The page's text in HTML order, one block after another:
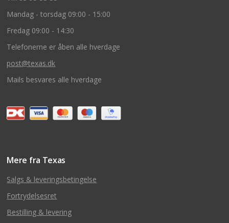
Mandag - torsdag 09:00 - 15:00
Fredag 09:00 - 14:30
Telefonerne er åben alle hverdage
post@texas.dk
Mails besvares alle hverdage
Mere fra Texas
Salgs & leveringsbetingelse
Fortrydelsesret
Bestilling & levering